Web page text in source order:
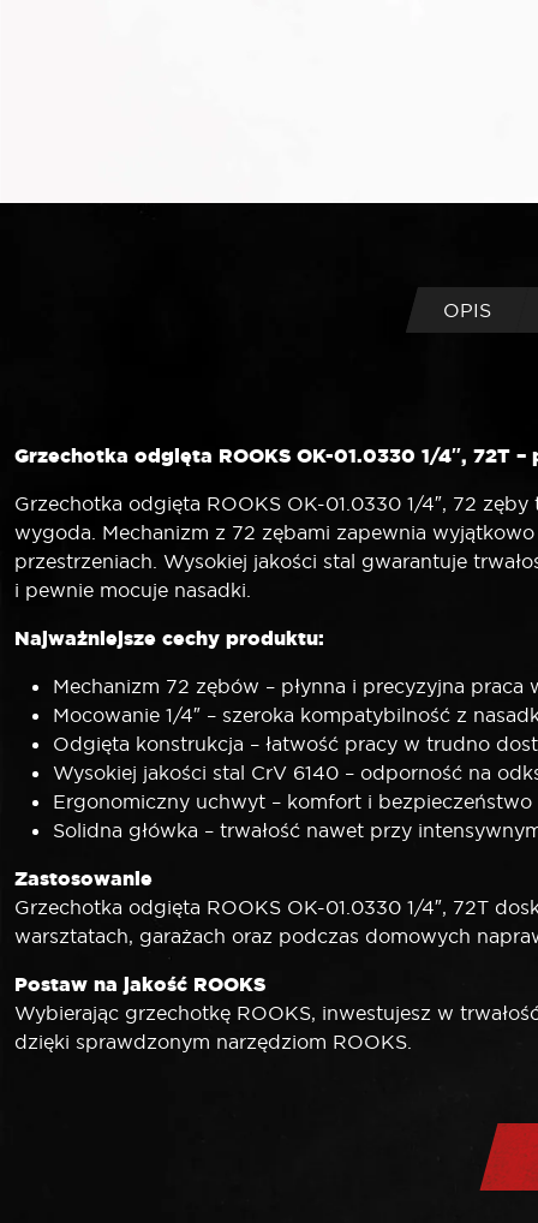
OPIS
Grzechotka odgięta ROOKS OK-01.0330 1/4″,
Grzechotka odgięta ROOKS OK-01.0330 1/4″, 72
wygoda. Mechanizm z 72 zębami zapewnia
przestrzeniach. Wysokiej jakości stal gwarantuje
i pewnie mocuje nasadki.
Najważniejsze cechy produktu:
Mechanizm 72 zębów – płynna i precyzyjna praca
Mocowanie 1/4″ – szeroka kompatybilność z
Odgięta konstrukcja – łatwość pracy w trudno
Wysokiej jakości stal CrV 6140 – odporność na
Ergonomiczny uchwyt – komfort i
Solidna główka – trwałość nawet przy
Zastosowanie
Grzechotka odgięta ROOKS OK-01.0330 1/4″, 72T
warsztatach, garażach oraz podczas domowych
Postaw na jakość ROOKS
Wybierając grzechotkę ROOKS, inwestujesz w
dzięki sprawdzonym narzędziom ROOKS.